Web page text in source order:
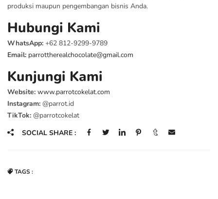
produksi maupun pengembangan bisnis Anda.
Hubungi Kami
WhatsApp: +62 812-9299-9789
Email: parrottherealchocolate@gmail.com
Kunjungi Kami
Website: www.parrotcokelat.com
Instagram: @parrot.id
TikTok: @parrotcokelat
SOCIAL SHARE :
TAGS :